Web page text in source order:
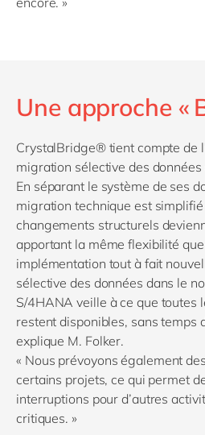
Une approche «
CrystalBridge® tient compte de
migration sélective des
En séparant le système de ses
migration technique est
changements structurels
apportant la même flexibilité
implémentation tout à fait
sélective des données dans le
S/4HANA veille à ce que toutes
restent disponibles, sans temps
explique M. Folker.
« Nous prévoyons également
certains projets, ce qui permet
interruptions pour d’autres
critiques. »